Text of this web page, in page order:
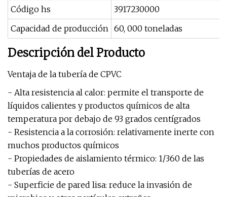
Código hs
3917230000
Capacidad de producción 60, 000 toneladas
Descripción del Producto
Ventaja de la tubería de CPVC
- Alta resistencia al calor: permite el transporte de
líquidos calientes y productos químicos de alta
temperatura por debajo de 93 grados centígrados
- Resistencia a la corrosión: relativamente inerte con
muchos productos químicos
- Propiedades de aislamiento térmico: 1/360 de las
tuberías de acero
- Superficie de pared lisa: reduce la invasión de